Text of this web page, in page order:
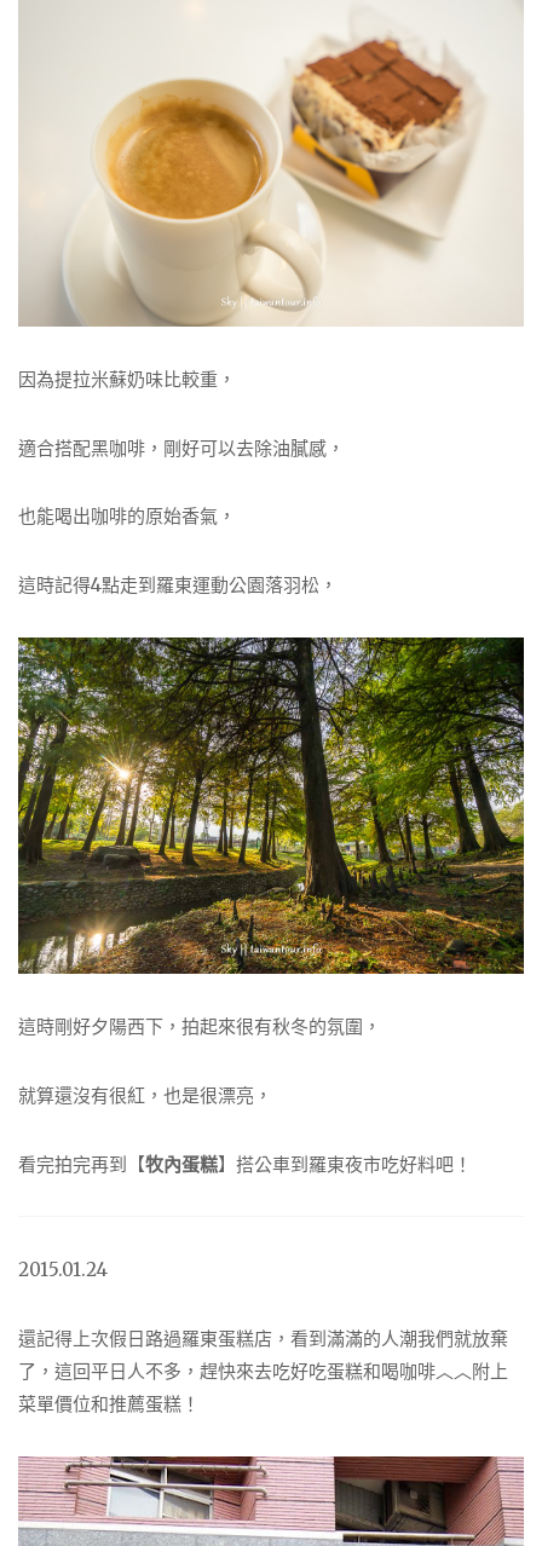
因為提拉米蘇奶味比較重，
適合搭配黑咖啡，剛好可以去除油膩感，
也能喝出咖啡的原始香氣，
這時記得4點走到羅東運動公園落羽松，
這時剛好夕陽西下，拍起來很有秋冬的氛圍，
就算還沒有很紅，也是很漂亮，
看完拍完再到【牧內蛋糕】搭公車到羅東夜市吃好料吧！
2015.01.24
還記得上次假日路過羅東蛋糕店，看到滿滿的人潮我們就放棄
了，這回平日人不多，趕快來去吃好吃蛋糕和喝咖啡︿︿附上
菜單價位和推薦蛋糕！